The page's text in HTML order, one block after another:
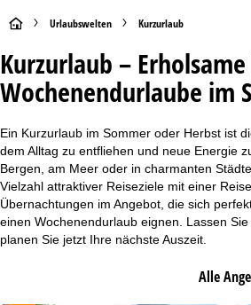
S
t
a
r
t
s
e
Urlaubswelten Kurzurlaub
Kurzurlaub –
Wochenendurlaube im
Ein Kurzurlaub im Sommer oder Herbst ist
dem Alltag zu entfliehen und neue Energie
Bergen, am Meer oder in charmanten
Vielzahl attraktiver Reiseziele mit einer
Übernachtungen im Angebot, die sich
einen Wochenendurlaub eignen. Lassen
planen Sie jetzt Ihre nächste Auszeit.
Alle